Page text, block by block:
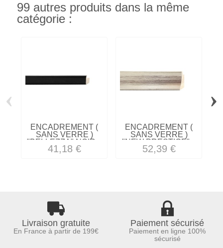
99 autres produits dans la même
catégorie :
ENCADREMENT (
SANS VERRE )
"BELLEZZA" NOIR...
41,18 €
ENCADREMENT (
SANS VERRE )
"NEW PRESTIGE"...
52,39 €
‹ ›
Livraison gratuite
En France à partir de 199€
Paiement sécurisé
Paiement en ligne 100%
sécurisé